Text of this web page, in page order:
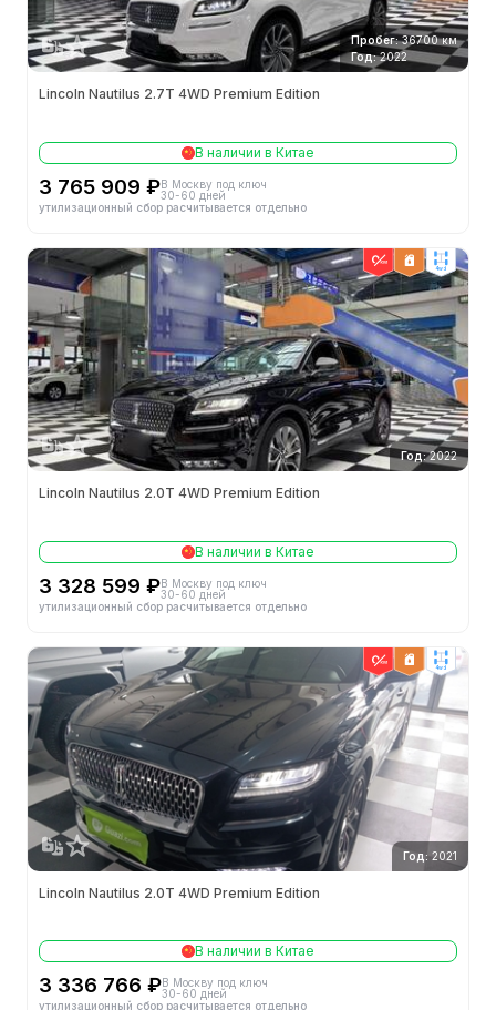
Пробег: 36700 км
Год: 2022
Lincoln Nautilus 2.7T 4WD Premium Edition
В наличии в Китае
3 765 909 ₽В Москву под ключ
30-60 дней
утилизационный сбор расчитывается отдельно
4wd
Год: 2022
Lincoln Nautilus 2.0T 4WD Premium Edition
В наличии в Китае
3 328 599 ₽В Москву под ключ
30-60 дней
утилизационный сбор расчитывается отдельно
4wd
Год: 2021
Lincoln Nautilus 2.0T 4WD Premium Edition
В наличии в Китае
3 336 766 ₽В Москву под ключ
30-60 дней
утилизационный сбор расчитывается отдельно